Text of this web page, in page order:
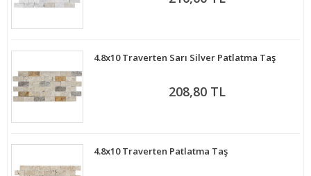
4.8x10 Traverten Sarı Silver Patlatma Taş
208,80 TL
4.8x10 Traverten Patlatma Taş